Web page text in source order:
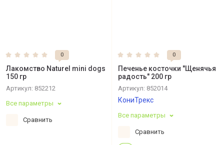
0
Лакомство Naturel mini dogs
150 гр
Артикул: 852212
Все параметры
Сравнить
0
Печенье косточки "Щенячья
радость" 200 гр
Артикул: 852014
КониТрекс
Все параметры
Сравнить